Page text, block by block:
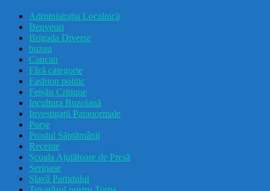
Administrația Localnică
Benveuri
Brigada Diverse
buzau
Cancan
Fără categorie
Fashion politic
Feișăn Critique
Incultura Buzoiană
Investigații Paranormale
Porșe
Prostul Săptămânii
Recente
Școala Ajutătoare de Presă
Serioase
Slavă Partidului